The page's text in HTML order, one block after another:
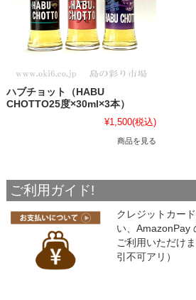
ハブチョット（HABU
CHOTTO25度×30ml×3本）
¥1,500(税込)
商品を見る
ご利用ガイド!
クレジットカー
い、AmazonPay
ご利用いただけ
引不可アリ）